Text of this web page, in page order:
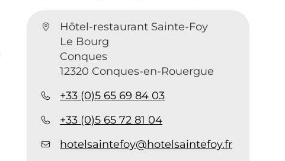
Hôtel-restaurant Sainte-Foy
Le Bourg
Conques
12320 Conques-en-Rouergue
+33 (0)5 65 69 84 03
+33 (0)5 65 72 81 04
hotelsaintefoy@hotelsaintefoy.fr